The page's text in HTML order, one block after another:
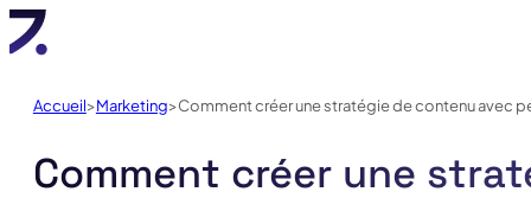
Comment créer une
Accueil Marketing Comment créer une stratégie de contenu avec